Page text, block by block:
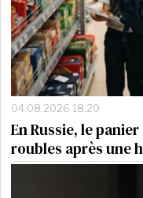
04.08.2026 18:20
En Russie, le
roubles après une